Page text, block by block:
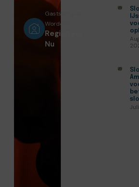
Gastschrijver
Worden?
Registreer
Nu